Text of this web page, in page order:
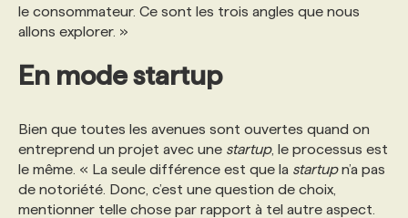
le consommateur. Ce sont les trois angles que nous
allons explorer. »
En mode startup
Bien que toutes les avenues sont ouvertes quand on
entreprend un projet avec une startup, le processus est
le même. « La seule différence est que la startupn’a pas
de notoriété. Donc, c’est une question de choix,
mentionner telle chose par rapport à tel autre aspect.